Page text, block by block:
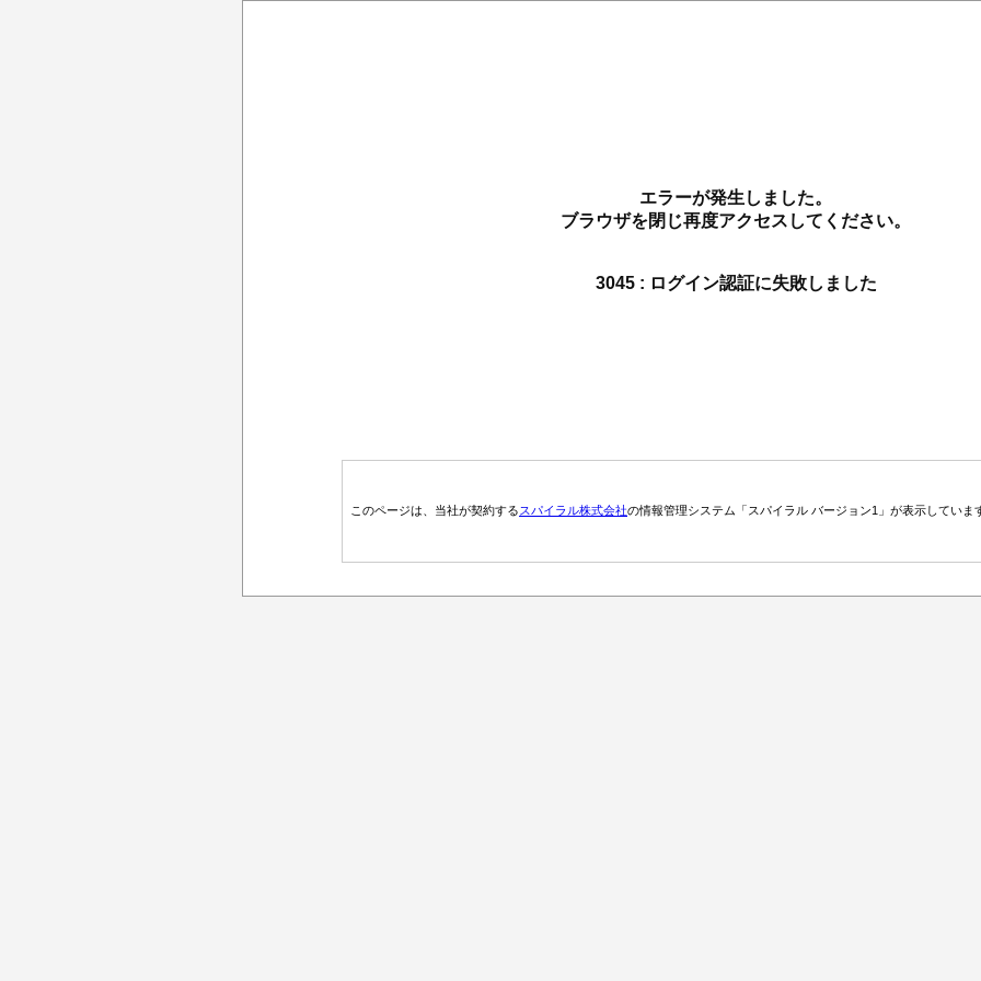
エラーが発生しました。
ブラウザを閉じ再度アクセスしてください。
3045 : ログイン認証に失敗しました
このページは、当社が契約するスパイラル株式会社の情報管理システム「スパイラル バージョン1」が表示していま